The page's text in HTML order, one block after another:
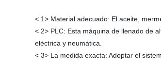
< 1> Material adecuado: El aceite,
< 2> PLC: Esta máquina de llenado de
eléctrica y neumática.
< 3> La medida exacta: Adoptar el